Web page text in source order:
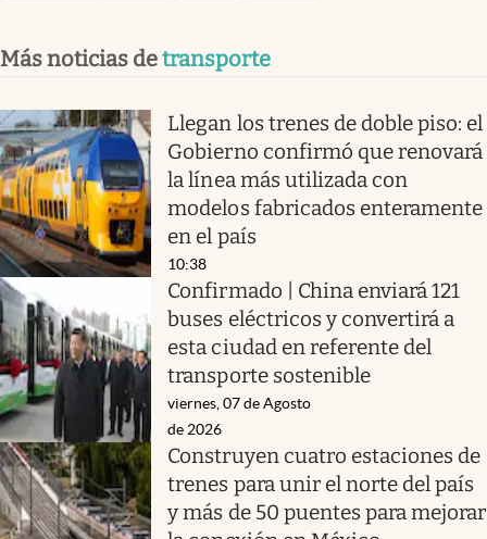
Más noticias detransporte
Llegan los trenes de doble piso: el
Gobierno confirmó que renovará
la línea más utilizada con
modelos fabricados enteramente
en el país
10:38
Confirmado | China enviará 121
buses eléctricos y convertirá a
esta ciudad en referente del
transporte sostenible
viernes, 07 de Agosto
de 2026
Construyen cuatro estaciones de
trenes para unir el norte del país
y más de 50 puentes para mejorar